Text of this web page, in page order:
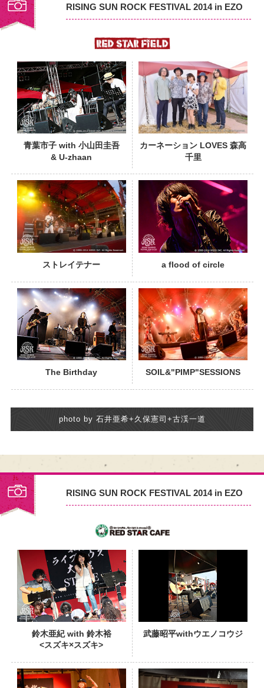
RISING SUN ROCK FESTIVAL 2014 in EZO
青葉市子 with 小山田圭吾
& U-zhaan
カーネーション LOVES 森高
千里
PHOTO
ストレイテナー a flood of circle
PHOTO
The Birthday SOIL&"PIMP"SESSIONS
PHOTO
photo by 石井亜希+久保憲司+古渓一道
RISING SUN ROCK FESTIVAL 2014 in EZO
鈴木亜紀 with 鈴木裕
<スズキ×スズキ>
武藤昭平withウエノコウジ
PHOTO
PHOTO